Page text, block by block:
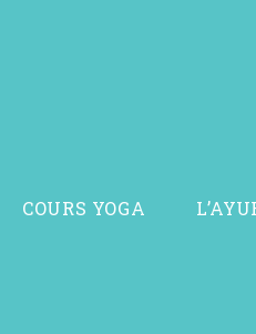
COURS YOGA